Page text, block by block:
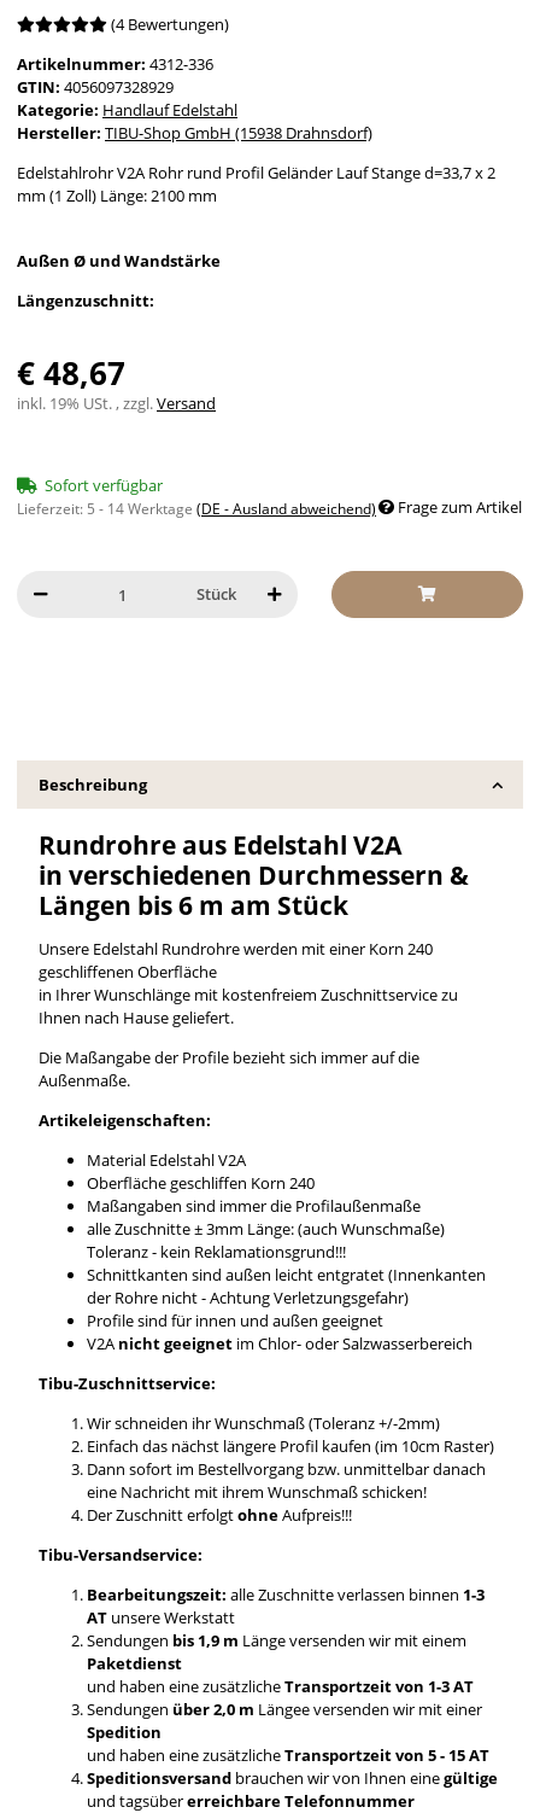
(4 Bewertungen)
Artikelnummer: 4312-336
GTIN: 4056097328929
Kategorie: Handlauf Edelstahl
Hersteller: TIBU-Shop GmbH (15938 Drahnsdorf)
Edelstahlrohr V2A Rohr rund Profil Geländer Lauf Stange d=33,7 x 2
mm (1 Zoll) Länge: 2100 mm
Außen Ø und Wandstärke
Längenzuschnitt:
€ 48,67
inkl. 19% USt. , zzgl.Versand
Sofort verfügbar
Lieferzeit: 5 - 14 Werktage (DE - Ausland abweichend) Frage zum Artikel
Stück
Beschreibung
Rundrohre aus Edelstahl V2A
in verschiedenen Durchmessern &
Längen bis 6 m am Stück
Unsere Edelstahl Rundrohre werden mit einer Korn 240
geschliffenen Oberfläche
in Ihrer Wunschlänge mit kostenfreiem Zuschnittservice zu
Ihnen nach Hause geliefert.
Die Maßangabe der Profile bezieht sich immer auf die
Außenmaße.
Artikeleigenschaften:
Material Edelstahl V2A
Oberfläche geschliffen Korn 240
Maßangaben sind immer die Profilaußenmaße
alle Zuschnitte ± 3mm Länge: (auch Wunschmaße)
Toleranz - kein Reklamationsgrund!!!
Schnittkanten sind außen leicht entgratet (Innenkanten
der Rohre nicht - Achtung Verletzungsgefahr)
Profile sind für innen und außen geeignet
V2A nicht geeignet im Chlor- oder Salzwasserbereich
Tibu-Zuschnittservice:
Wir schneiden ihr Wunschmaß (Toleranz +/-2mm)
Einfach das nächst längere Profil kaufen (im 10cm Raster)
Dann sofort im Bestellvorgang bzw. unmittelbar danach
eine Nachricht mit ihrem Wunschmaß schicken!
Der Zuschnitt erfolgtohneAufpreis!!!
Tibu-Versandservice:
Bearbeitungszeit: alle Zuschnitte verlassen binnen 1-3
AT unsere Werkstatt
Sendungen bis 1,9 m Länge versenden wir mit einem
Paketdienst
und haben eine zusätzlicheTransportzeit von 1-3 AT
Sendungen über 2,0 m Längee versenden wir mit einer
Spedition
und haben eine zusätzlicheTransportzeit von 5 - 15 AT
Speditionsversandbrauchen wir von Ihnen einegültige
und tagsübererreichbare Telefonnummer